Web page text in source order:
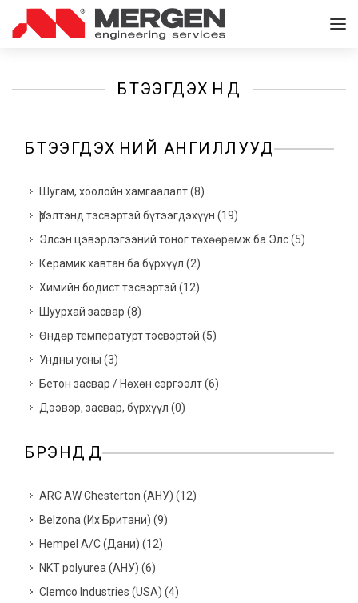
БҮТЭЭГДЭХҮҮНҮҮД
БҮТЭЭГДЭХҮҮНИЙ АНГИЛЛУУД
Шугам, хоолойн хамгаалалт(8)
Үрэлтэнд тэсвэртэй бүтээгдэхүүн (19)
Элсэн цэвэрлэгээний тоног төхөөрөмж ба Элс(5)
Керамик хавтан ба бүрхүүл (2)
Химийн бодист тэсвэртэй (12)
Шуурхай засвар (8)
Өндөр температурт тэсвэртэй (5)
Ундны усны (3)
Бетон засвар / Нөхөн сэргээлт(6)
Дээвэр, засвар, бүрхүүл (0)
БРЭНДҮҮД
ARC AW Chesterton (АНУ) (12)
Belzona (Их Британи) (9)
Hempel A/C (Дани) (12)
NKT polyurea (АНУ) (6)
Clemco Industries (USA) (4)